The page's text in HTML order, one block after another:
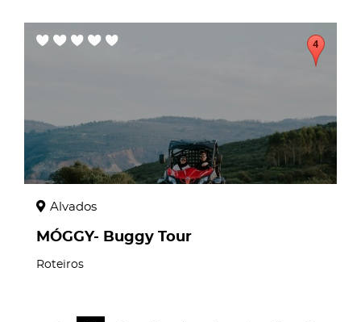
page
Alvados
MÓGGY- Buggy Tour
Roteiros